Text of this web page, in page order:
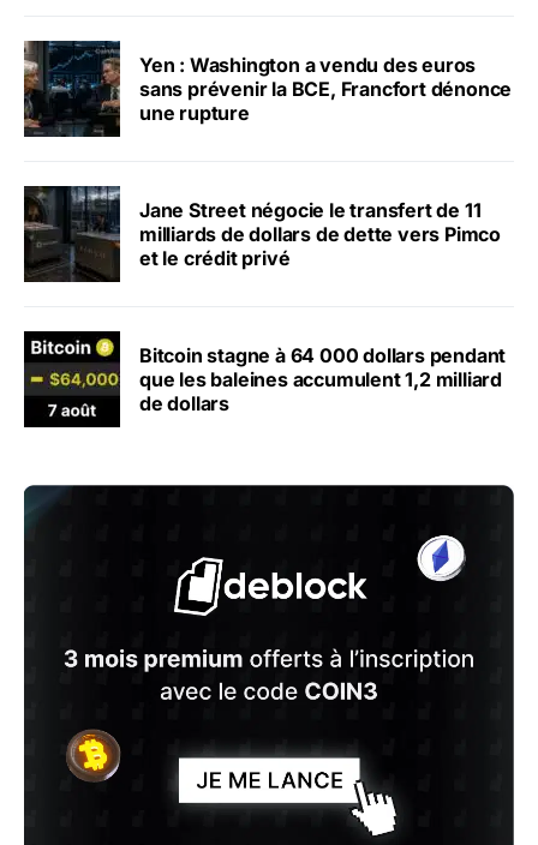
Yen : Washington a vendu des euros
sans prévenir la BCE, Francfort dénonce
une rupture
Jane Street négocie le transfert de 11
milliards de dollars de dette vers Pimco
et le crédit privé
Bitcoin stagne à 64 000 dollars pendant
que les baleines accumulent 1,2 milliard
de dollars